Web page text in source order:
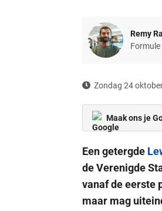
Remy
Zondag 24
Maak ons je
Een getergde
de Verenigde
vanaf de eerste
maar mag